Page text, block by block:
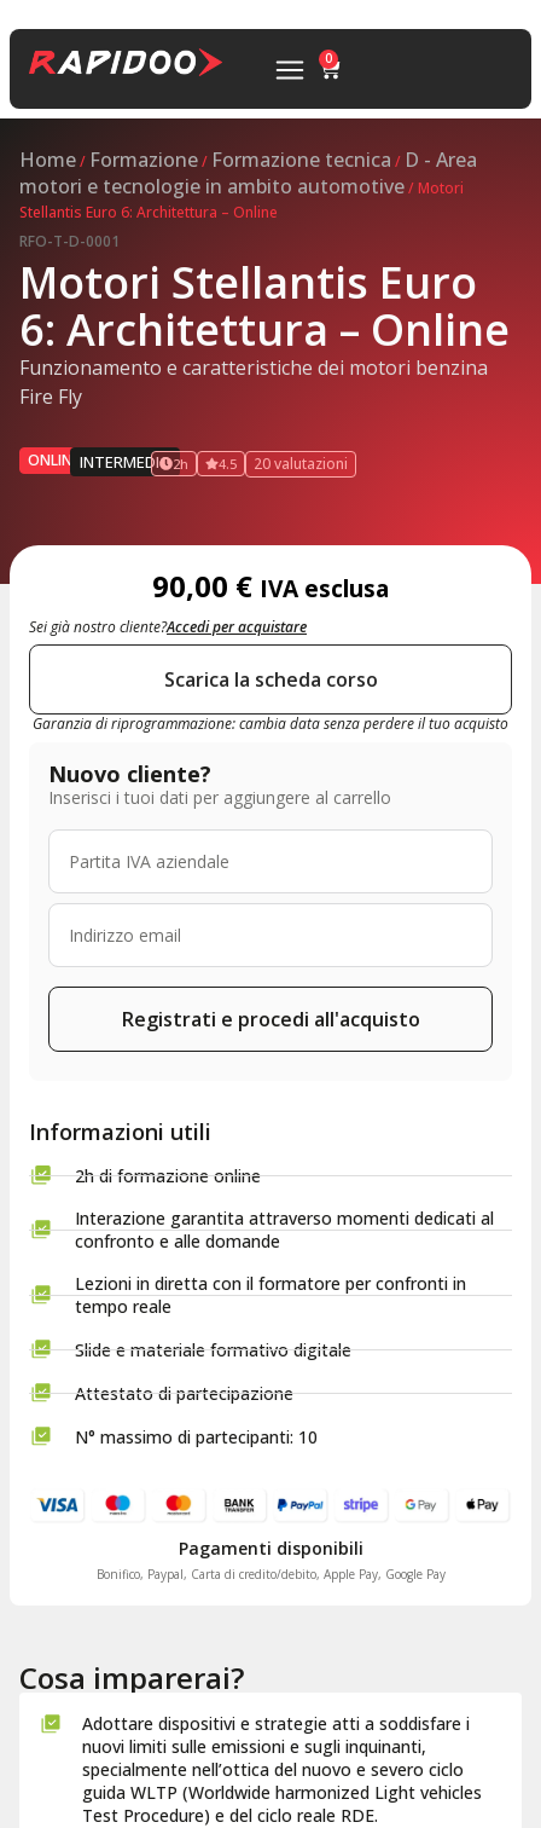
0
Home/ Formazione/ Formazione tecnica / D - Area
motori e tecnologie in ambito automotive/ Motori
Stellantis Euro 6: Architettura – Online
RFO-T-D-0001
Motori Stellantis Euro
6: Architettura – Online
Funzionamento e caratteristiche dei motori benzina
Fire Fly
ONLINE INTERMEDIO2h 4.5 20 valutazioni
Cosa imparerai?
Adottare dispositivi e strategie atti a soddisfare i
nuovi limiti sulle emissioni e sugli inquinanti,
specialmente nell’ottica del nuovo e severo ciclo
guida WLTP (Worldwide harmonized Light vehicles
Test Procedure) e del ciclo reale RDE.
90,00 € IVA esclusa
Sei già nostro cliente?Accedi per acquistare
Scarica la scheda corso
Garanzia di riprogrammazione: cambia data senza perdere il tuo acquisto
Nuovo cliente?
Inserisci i tuoi dati per aggiungere al carrello
Registrati e procedi all'acquisto
Informazioni utili
2h di formazione online
Interazione garantita attraverso momenti dedicati al
confronto e alle domande
Lezioni in diretta con il formatore per confronti in
tempo reale
Slide e materiale formativo digitale
Attestato di partecipazione
N° massimo di partecipanti: 10
Pagamenti disponibili
Bonifico, Paypal, Carta di credito/debito, Apple Pay, Google Pay